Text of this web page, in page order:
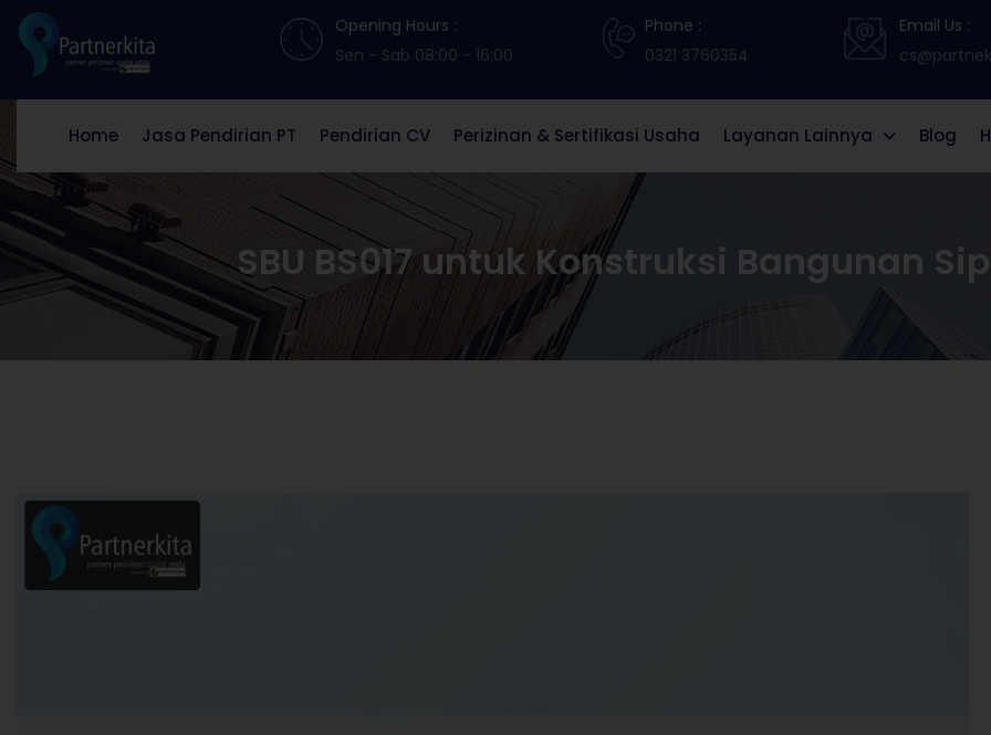
Opening Hours :
Sen - Sab 08:00 - 16:00
Phone :
0321 3760354
Email Us :
Home Jasa Pendirian PT Pendirian CV Perizinan & Sertifikasi Usaha Layanan Lainnya Blog
SBU BS017 untuk Konstruksi Bangunan